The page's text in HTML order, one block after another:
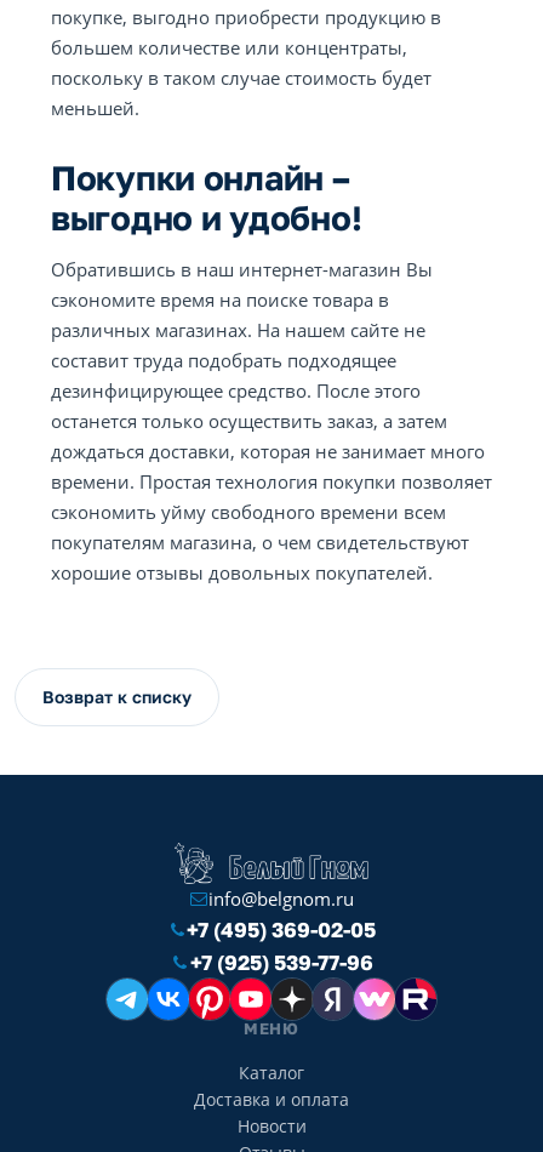
покупке, выгодно приобрести продукцию в
большем количестве или концентраты,
поскольку в таком случае стоимость будет
меньшей.
Покупки онлайн –
выгодно и удобно!
Обратившись в наш интернет-магазин Вы
сэкономите время на поиске товара в
различных магазинах. На нашем сайте не
составит труда подобрать подходящее
дезинфицирующее средство. После этого
останется только осуществить заказ, а затем
дождаться доставки, которая не занимает много
времени. Простая технология покупки позволяет
сэкономить уйму свободного времени всем
покупателям магазина, о чем свидетельствуют
хорошие отзывы довольных покупателей.
Возврат к списку
info@belgnom.ru
+7 (495) 369-02-05
+7 (925) 539-77-96
МЕНЮ
Каталог
Доставка и оплата
Новости